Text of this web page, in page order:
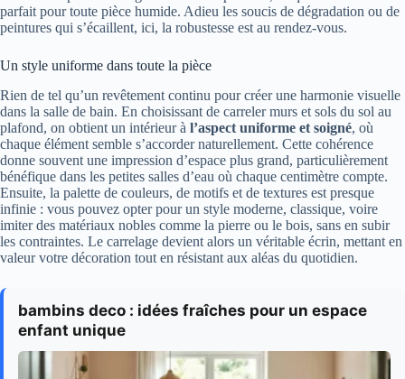
parfait pour toute pièce humide. Adieu les soucis de dégradation ou de
peintures qui s’écaillent, ici, la robustesse est au rendez-vous.
Un style uniforme dans toute la pièce
Rien de tel qu’un revêtement continu pour créer une harmonie visuelle
dans la salle de bain. En choisissant de carreler murs et sols du sol au
plafond, on obtient un intérieur à l’aspect uniforme et soigné, où
chaque élément semble s’accorder naturellement. Cette cohérence
donne souvent une impression d’espace plus grand, particulièrement
bénéfique dans les petites salles d’eau où chaque centimètre compte.
Ensuite, la palette de couleurs, de motifs et de textures est presque
infinie : vous pouvez opter pour un style moderne, classique, voire
imiter des matériaux nobles comme la pierre ou le bois, sans en subir
les contraintes. Le carrelage devient alors un véritable écrin, mettant en
valeur votre décoration tout en résistant aux aléas du quotidien.
bambins deco : idées fraîches pour un espace
enfant unique